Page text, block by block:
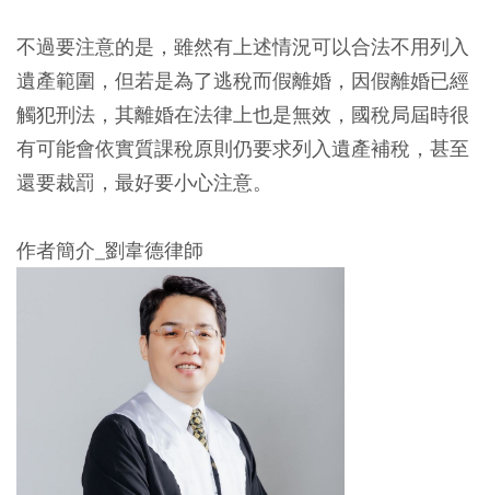
不過要注意的是，雖然有上述情況可以合法不用列入
遺產範圍，但若是為了逃稅而假離婚，因假離婚已經
觸犯刑法，其離婚在法律上也是無效，國稅局屆時很
有可能會依實質課稅原則仍要求列入遺產補稅，甚至
還要裁罰，最好要小心注意。
作者簡介_劉韋德律師